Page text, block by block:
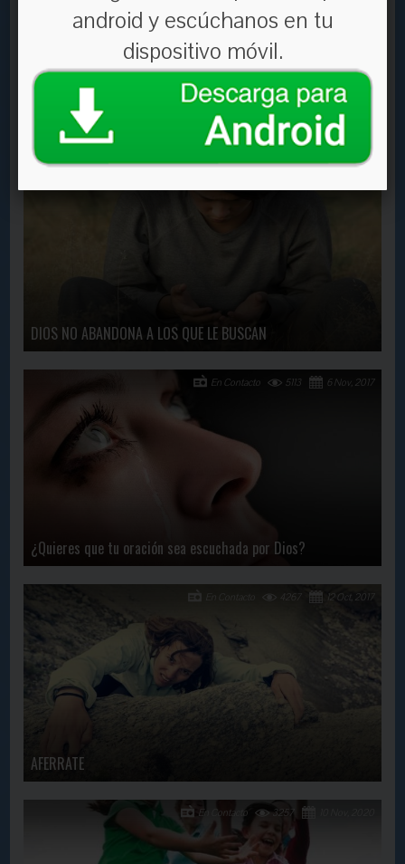
DIOS NO ABANDONA A LOS QUE LE BUSCAN
29 Jan, 2018
3194
En Contacto
¿Quieres que tu oración sea escuchada por Dios?
6 Nov, 2017
5113
En Contacto
AFERRATE
12 Oct, 2017
4267
En Contacto
3257
En Contacto
android y escúchanos en tu
dispositivo móvil.